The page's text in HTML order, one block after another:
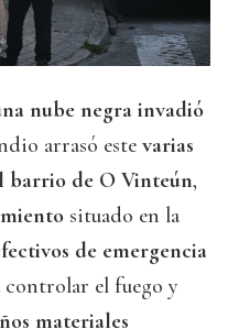
nube negra invadió
arrasó este varias
barrio de O Vinteún,
situado en la
de emergencia
controlar el fuego y
materiales